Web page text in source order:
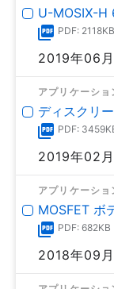
U-MOSⅨ-H
PDF: 2118KB
2019年06月
アプリケーショ
ディスクリ
PDF:
2019年02月
アプリケーショ
MOSFET ボ
PDF: 682KB
2018年09月